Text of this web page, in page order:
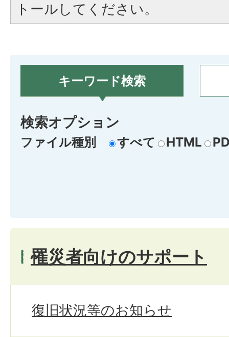
トールしてください。
キーワード検索
検索オプション
ファイル種別 すべて HTML
罹災者向けのサポート
復旧状況等のお知らせ